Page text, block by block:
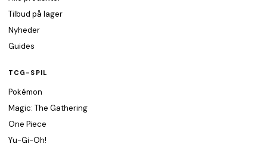
Tilbud på lager
Nyheder
Guides
TCG-SPIL
Pokémon
Magic: The Gathering
One Piece
Yu-Gi-Oh!